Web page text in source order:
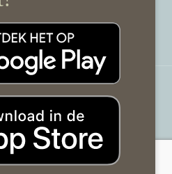
Disclaimer & gedragscode